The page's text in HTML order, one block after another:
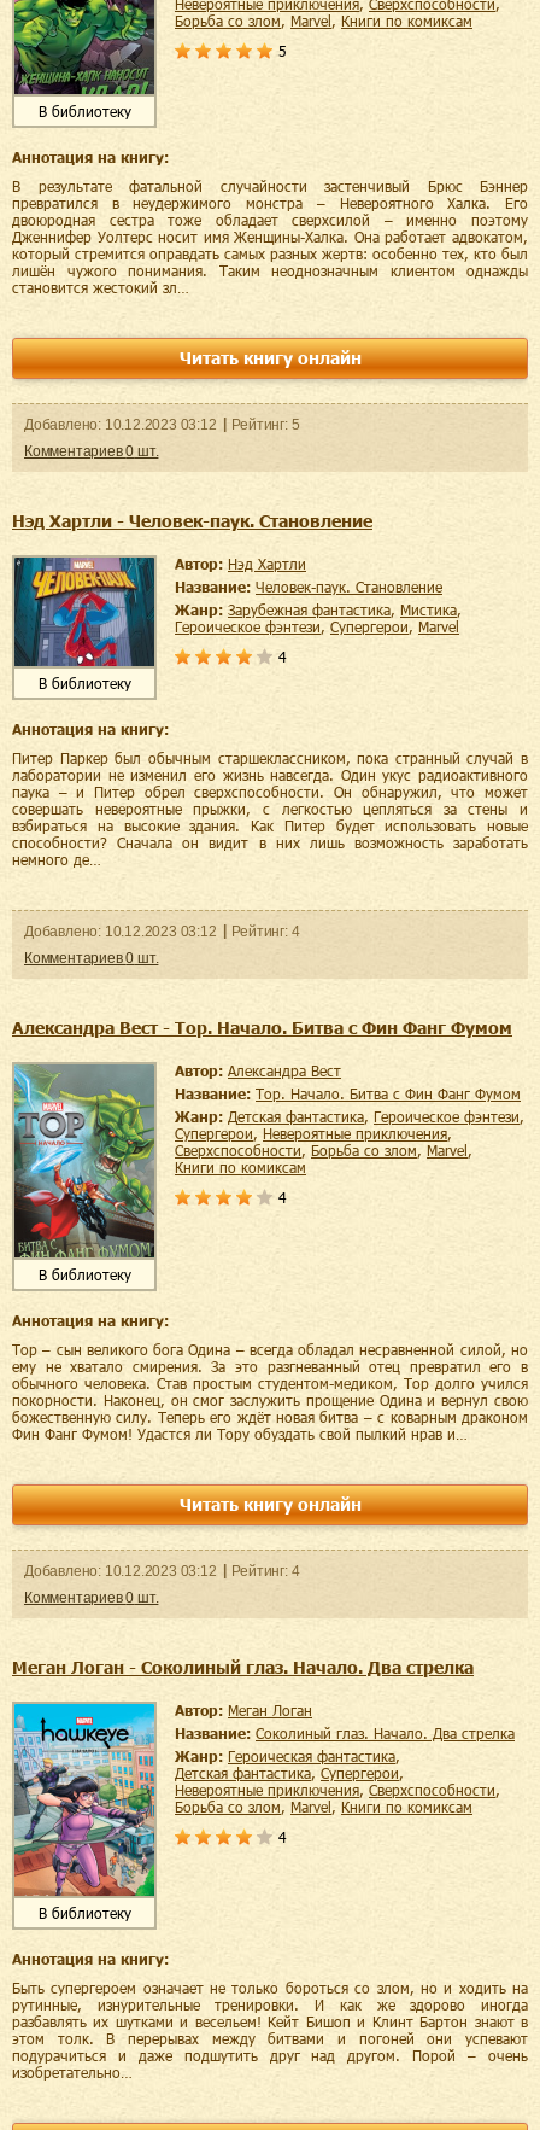
В библиотеку
невероятные приключения, сверхспособности,
борьба со злом, Marvel ,
книги по комиксам
5
Аннотация на книгу:
В результате фатальной случайности застенчивый Брюс Бэннер
превратился в неудержимого монстра – Невероятного Халка. Его
двоюродная сестра тоже обладает сверхсилой – именно поэтому
Дженнифер Уолтерс носит имя Женщины-Халка. Она работает адвокатом,
который стремится оправдать самых разных жертв: особенно тех, кто был
лишён чужого понимания. Таким неоднозначным клиентом однажды
становится жестокий зл…
Читать книгу онлайн
Добавленo: 10.12.2023 03:12 Рейтинг: 5
Комментариев0 шт.
Нэд Хартли - Человек-паук. Становление
В библиотеку
Автор:
Нэд Хартли
Название:
Человек-паук. Становление
Жанр:
зарубежная фантастика, мистика,
героическое фэнтези, супергерои,
Marvel
4
Аннотация на книгу:
Питер Паркер был обычным старшеклассником, пока странный случай в
лаборатории не изменил его жизнь навсегда. Один укус радиоактивного
паука – и Питер обрел сверхспособности. Он обнаружил, что может
совершать невероятные прыжки, с легкостью цепляться за стены и
взбираться на высокие здания. Как Питер будет использовать новые
способности? Сначала он видит в них лишь возможность заработать
немного де…
Добавленo: 10.12.2023 03:12 Рейтинг: 4
Комментариев0 шт.
Александра Вест - Тор. Начало. Битва с Фин Фанг Фумом
В библиотеку
Автор:
Александра Вест
Название:
Тор. Начало. Битва с Фин Фанг Фумом
Жанр:
детская фантастика, героическое фэнтези,
супергерои, невероятные приключения,
сверхспособности, борьба со злом, Marvel ,
книги по комиксам
4
Аннотация на книгу:
Тор – сын великого бога Одина – всегда обладал несравненной силой, но
ему не хватало смирения. За это разгневанный отец превратил его в
обычного человека. Став простым студентом-медиком, Тор долго учился
покорности. Наконец, он смог заслужить прощение Одина и вернул свою
божественную силу. Теперь его ждёт новая битва – с коварным драконом
Фин Фанг Фумом! Удастся ли Тору обуздать свой пылкий нрав и…
Читать книгу онлайн
Добавленo: 10.12.2023 03:12 Рейтинг: 4
Комментариев0 шт.
Меган Логан - Соколиный глаз. Начало. Два стрелка
В библиотеку
Автор:
Меган Логан
Название:
Соколиный глаз. Начало. Два стрелка
Жанр:
героическая фантастика
детская фантастика
супергерои
невероятные приключения
сверхспособности
борьба со злом
Marvel
книги по комиксам
4
Аннотация на книгу:
Быть супергероем означает не только бороться со злом, но и ходить на
рутинные, изнурительные тренировки. И как же здорово иногда
разбавлять их шутками и весельем! Кейт Бишоп и Клинт Бартон знают в
этом толк. В перерывах между битвами и погоней они успевают
подурачиться и даже подшутить друг над другом. Порой – очень
изобретательно…